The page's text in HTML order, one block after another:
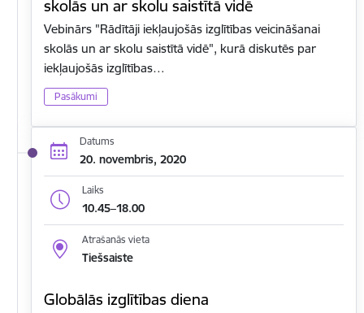
skolās un ar skolu saistītā vidē
Vebinārs "Rādītāji iekļaujošās izglītības veicināšanai
skolās un ar skolu saistītā vidē", kurā diskutēs par
iekļaujošās izglītības…
Pasākumi
Datums
20. novembris, 2020
Laiks
10.45–18.00
Atrašanās vieta
Tiešsaiste
Globālās izglītības diena